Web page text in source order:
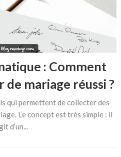
: Comment
de mariage réussi ?
qui permettent de collecter des
Le concept est très simple : il
d’un...